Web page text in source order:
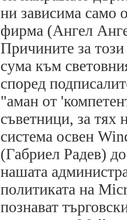
ни зависима само
фирма (Ангел
Причините за
сума към
според
"аман от
съветници, за тях
система освен
(Габриел Радев)
нашата
политиката на
познават